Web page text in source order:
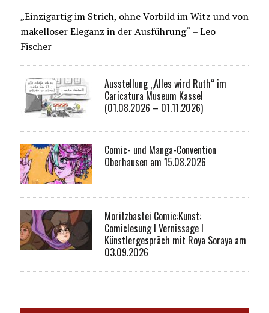
„Einzigartig im Strich, ohne Vorbild im Witz und von
makelloser Eleganz in der Ausführung“ – Leo
Fischer
Ausstellung „Alles wird Ruth“ im
Caricatura Museum Kassel
(01.08.2026 – 01.11.2026)
Comic- und Manga-Convention
Oberhausen am 15.08.2026
Moritzbastei Comic:Kunst:
Comiclesung I Vernissage I
Künstlergespräch mit Roya Soraya am
03.09.2026